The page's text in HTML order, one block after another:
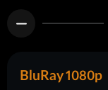
BluRay 1080p